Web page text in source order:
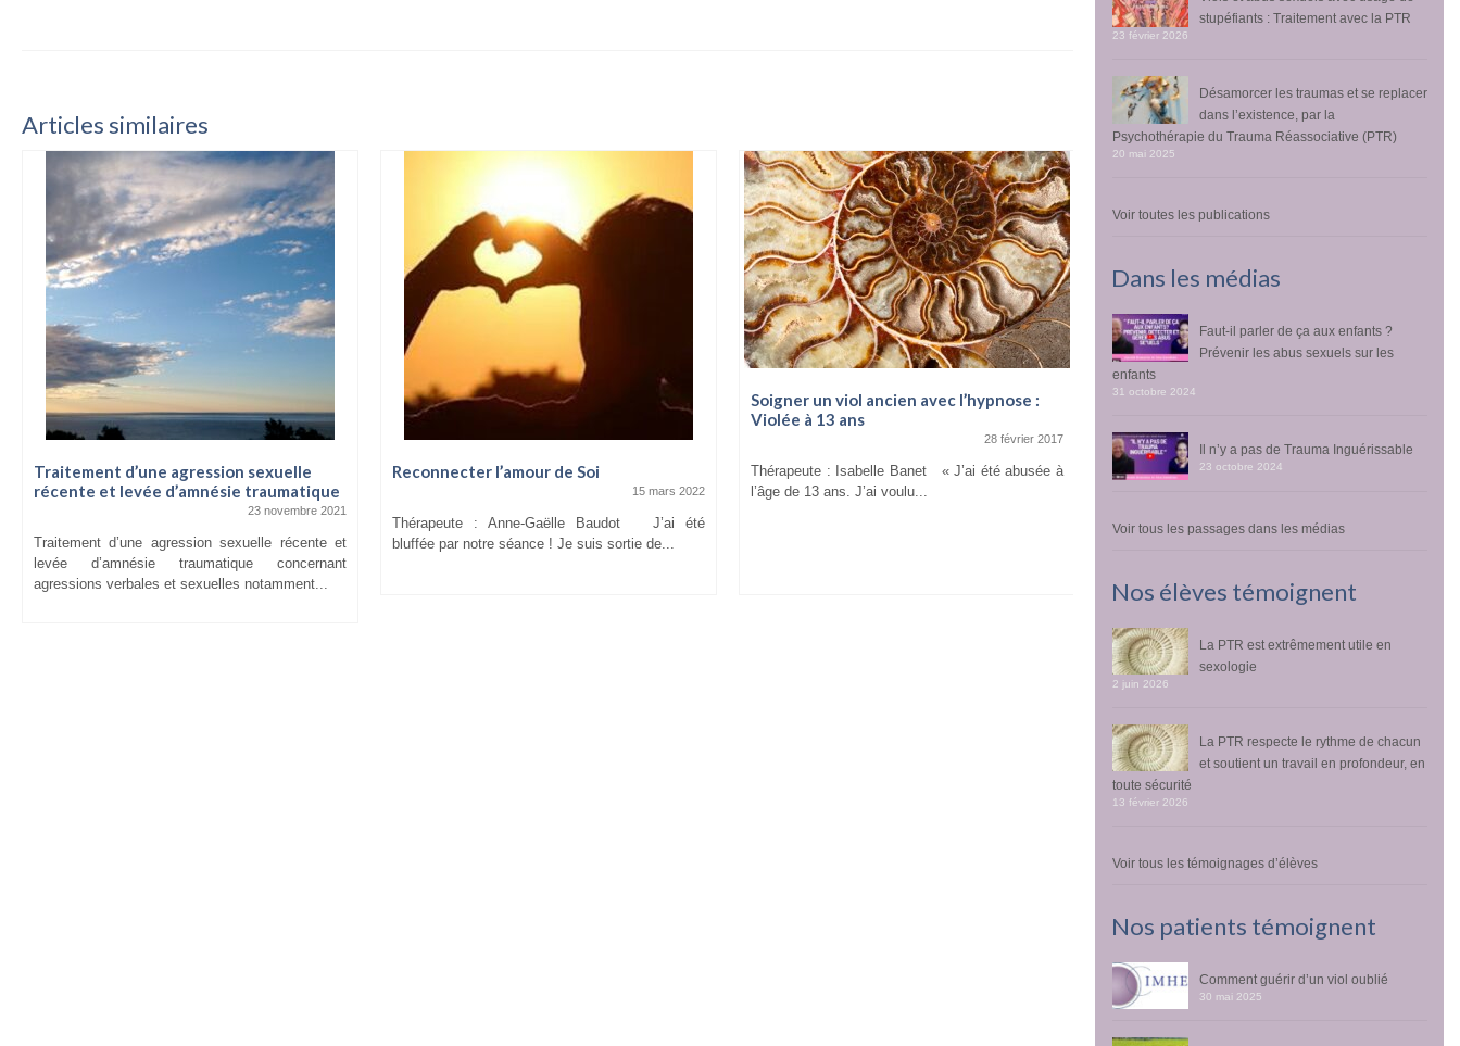
Articles similaires
Traitement d’une agression sexuelle
récente et levée d’amnésie traumatique
23 novembre 2021
Traitement d’une agression sexuelle récente et
levée d’amnésie traumatique concernant
agressions verbales et sexuelles notamment...
Reconnecter l’amour de Soi
15 mars 2022
Thérapeute : Anne-Gaëlle Baudot J’ai été
bluffée par notre séance ! Je suis sortie de...
Soigner un viol ancien avec l’hypnose :
Violée à 13 ans
28 février 2017
Thérapeute : Isabelle Banet « J’ai été abusée à
l’âge de 13 ans. J’ai voulu...
Etonnant, soulageant et puissant
« J’ai eu la chance de pouvoir, avec l’aide de
Gérald, désensibiliser un vieux trauma...
stupéfiants : Traitement avec la PTR
23 février 2026
Désamorcer les traumas et se replacer
dans l’existence, par la
Psychothérapie du Trauma Réassociative (PTR)
20 mai 2025
Voir toutes les publications
Dans les médias
Faut-il parler de ça aux enfants ?
Prévenir les abus sexuels sur les
enfants
31 octobre 2024
Il n’y a pas de Trauma Inguérissable
23 octobre 2024
Voir tous les passages dans les médias
Nos élèves témoignent
La PTR est extrêmement utile en
sexologie
2 juin 2026
La PTR respecte le rythme de chacun
et soutient un travail en profondeur, en
toute sécurité
13 février 2026
Voir tous les témoignages d’élèves
Nos patients témoignent
Comment guérir d’un viol oublié
30 mai 2025